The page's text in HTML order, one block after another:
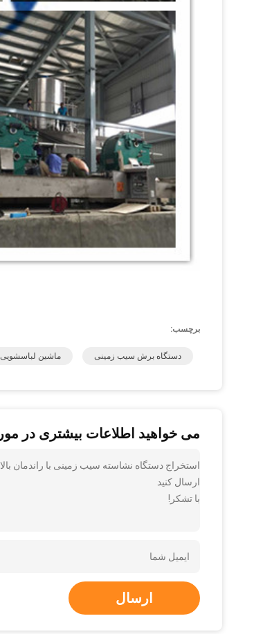
برچسب:
دستگاه برش سیب زمینی ماشین لباسشویی
می خواهید اطلاعات بیشتری در
ارسال کنید
با تشکر!
ارسال